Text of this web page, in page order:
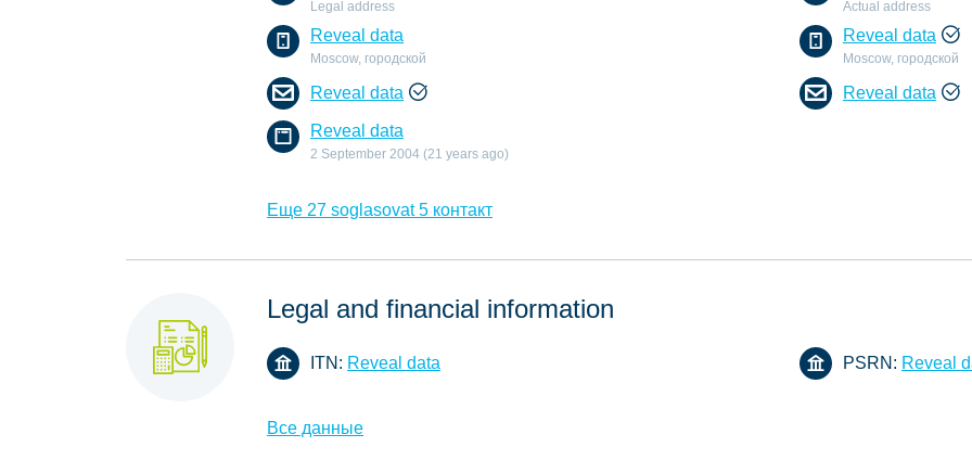
Legal address Actual address
Reveal data
Moscow, городской
Reveal data
Moscow, городской
Reveal data Reveal data
Reveal data
2 September 2004 (21 years ago)
Еще 27 soglasovat 5 контакт
Legal and financial information
ITN: Reveal data PSRN: Reveal
Все данные